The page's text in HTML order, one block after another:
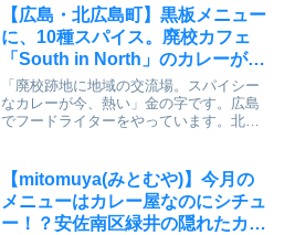
ぐ、本格タイ料理が味わえる「バンコク
食堂バードマン 的場町...
【広島・北広島町】黒板メニュー
に、10種スパイス。廃校カフェ
「South in North」のカレーが
今、熱い【かえるのピクルスと実
食レビュー】
「廃校跡地に地域の交流場。スパイシー
なカレーが今、熱い」金の字です。広島
でフードライターをやっています。北広
レーを扱っていると聞いて、ずっと気に
なっていました。「Sou...
【mitomuya(みとむや)】今月の
メニューはカレー屋なのにシチュ
ー！？安佐南区緑井の隠れたカフ